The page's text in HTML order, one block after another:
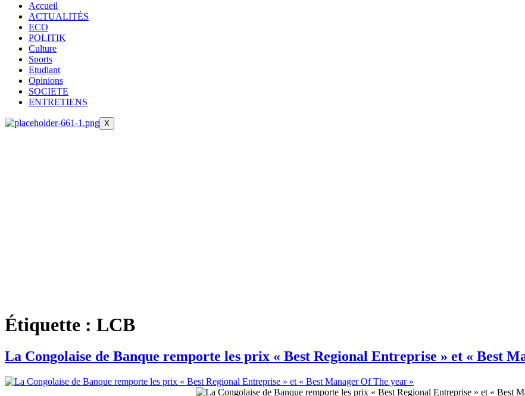
Accueil
ACTUALITÉS
ECO
POLITIK
Culture
Sports
Etudiant
Opinions
SOCIETE
ENTRETIENS
X
Étiquette : LCB
La Congolaise de Banque remporte les prix « Best Regional Entreprise » et « Best